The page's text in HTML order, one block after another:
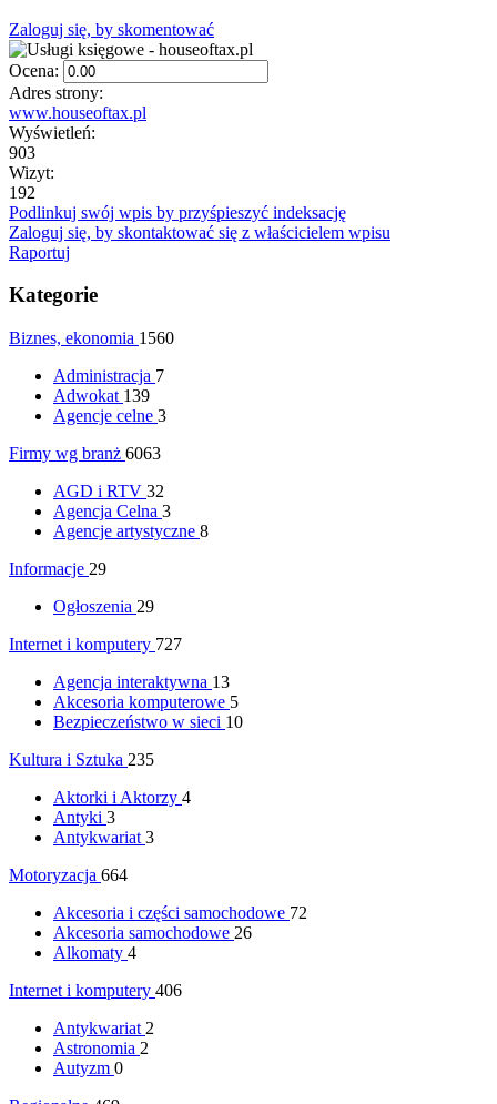
Zaloguj się, by skomentować
Ocena:
Adres strony:
www.houseoftax.pl
Wyświetleń:
903
Wizyt:
192
Podlinkuj swój wpis by przyśpieszyć indeksację
Zaloguj się, by skontaktować się z właścicielem wpisu
Raportuj
Kategorie
Biznes, ekonomia 1560
Administracja 7
Adwokat 139
Agencje celne 3
Firmy wg branż 6063
AGD i RTV 32
Agencja Celna 3
Agencje artystyczne 8
Informacje 29
Ogłoszenia 29
Internet i komputery 727
Agencja interaktywna 13
Akcesoria komputerowe 5
Bezpieczeństwo w sieci 10
Kultura i Sztuka 235
Aktorki i Aktorzy 4
Antyki 3
Antykwariat 3
Motoryzacja 664
Akcesoria i części samochodowe 72
Akcesoria samochodowe 26
Alkomaty 4
Internet i komputery 406
Antykwariat 2
Astronomia 2
Autyzm 0